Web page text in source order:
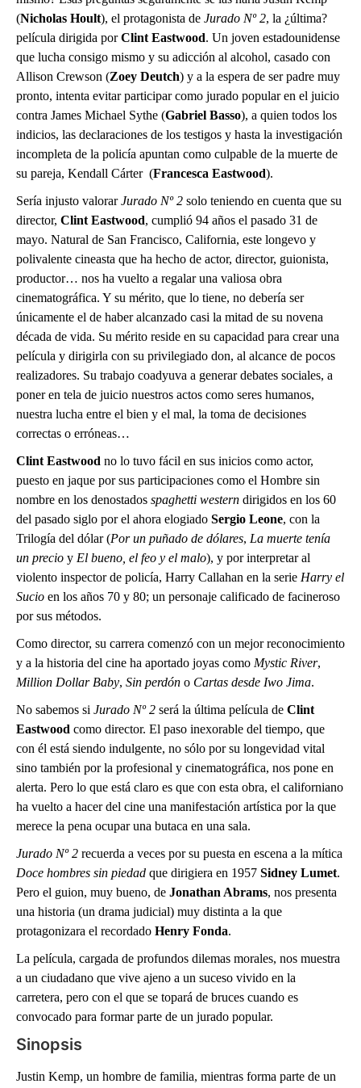
(Nicholas Hoult), el protagonista de Jurado Nº 2, la ¿última?
película dirigida porClint Eastwood. Un joven estadounidense
que lucha consigo mismo y su adicción al alcohol, casado con
Allison Crewson (Zoey Deutch) y a la espera de ser padre muy
pronto, intenta evitar participar como jurado popular en el juicio
contra James Michael Sythe (Gabriel Basso), a quien todos los
indicios, las declaraciones de los testigos y hasta la investigación
incompleta de la policía apuntan como culpable de la muerte de
su pareja, Kendall Cárter (Francesca Eastwood).
Sería injusto valorarJurado Nº 2 solo teniendo en cuenta que su
director, Clint Eastwood, cumplió 94 años el pasado 31 de
mayo. Natural de San Francisco, California, este longevo y
polivalente cineasta que ha hecho de actor, director, guionista,
productor… nos ha vuelto a regalar una valiosa obra
cinematográfica. Y su mérito, que lo tiene, no debería ser
únicamente el de haber alcanzado casi la mitad de su novena
década de vida. Su mérito reside en su capacidad para crear una
película y dirigirla con su privilegiado don, al alcance de pocos
realizadores. Su trabajo coadyuva a generar debates sociales, a
poner en tela de juicio nuestros actos como seres humanos,
nuestra lucha entre el bien y el mal, la toma de decisiones
correctas o erróneas…
Clint Eastwood no lo tuvo fácil en sus inicios como actor,
puesto en jaque por sus participaciones como el Hombre sin
nombre en los denostados spaghetti western dirigidos en los 60
del pasado siglo por el ahora elogiado Sergio Leone, con la
Trilogía del dólar (Por un puñado de dólares, La muerte tenía
un precio y El bueno, el feo y el malo), y por interpretar al
violento inspector de policía, Harry Callahan en la serie Harry el
Sucio en los años 70 y 80; un personaje calificado de facineroso
por sus métodos.
Como director, su carrera comenzó con un mejor reconocimiento
y a la historia del cine ha aportado joyas como Mystic River,
Million Dollar Baby, Sin perdón o Cartas desde Iwo Jima.
No sabemos si Jurado Nº 2 será la última película de Clint
Eastwood como director. El paso inexorable del tiempo, que
con él está siendo indulgente, no sólo por su longevidad vital
sino también por la profesional y cinematográfica, nos pone en
alerta. Pero lo que está claro es que con esta obra, el californiano
ha vuelto a hacer del cine una manifestación artística por la que
merece la pena ocupar una butaca en una sala.
Jurado Nº 2 recuerda a veces por su puesta en escena a la mítica
Doce hombres sin piedad que dirigiera en 1957 Sidney Lumet.
Pero el guion, muy bueno, de Jonathan Abrams, nos presenta
una historia (un drama judicial) muy distinta a la que
protagonizara el recordado Henry Fonda.
La película, cargada de profundos dilemas morales, nos muestra
a un ciudadano que vive ajeno a un suceso vivido en la
carretera, pero con el que se topará de bruces cuando es
convocado para formar parte de un jurado popular.
Sinopsis
Justin Kemp, un hombre de familia, mientras forma parte de un